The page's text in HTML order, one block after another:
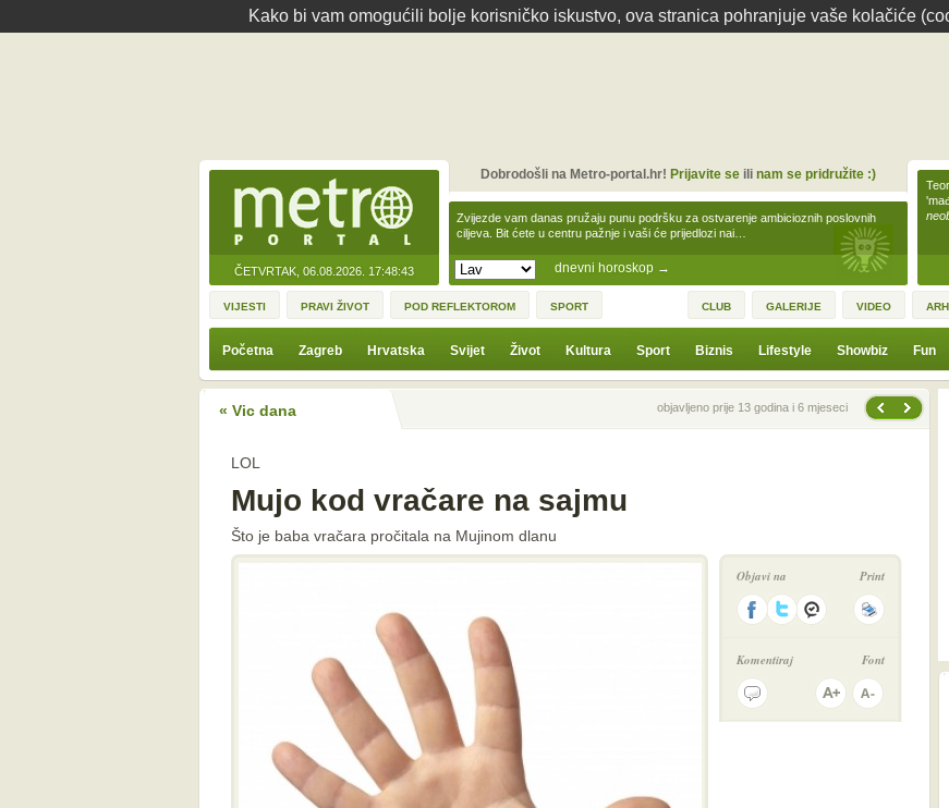
Kako bi vam omogućili bolje korisničko iskustvo, ova stranica pohranjuje vaše kolačiće
ČETVRTAK, 06.08.2026. 17:48:43 dnevni horoskop →
Zvijezde vam danas pružaju punu podršku za ostvarenje ambicioznih poslovnih
ciljeva. Bit ćete u centru pažnje i vaši će prijedlozi nai…
Dobrodošli na Metro-portal.hr! Prijavite seili nam se pridružite :)
VIJESTI PRAVI ŽIVOT POD REFLEKTOROM SPORT CLUB GALERIJE VIDEO
Početna Zagreb Hrvatska Svijet Život Kultura Sport Biznis Lifestyle Showbiz Fun
« Vic dana Prethodna vijestobjavljeno prije 13 godina i 6 mjeseci
LOL
Mujo kod vračare na sajmu
Što je baba vračara pročitala na Mujinom dlanu
Objavi na Print
Komentiraj Font
prethodno